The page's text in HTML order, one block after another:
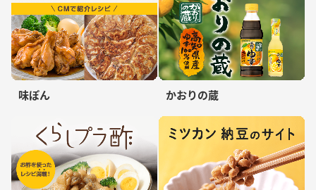
味ぽん かおりの蔵